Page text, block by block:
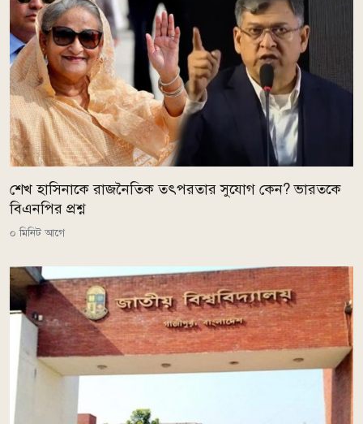
শেখ হাসিনাকে রাজনৈতিক তৎপরতার সুযোগ কেন? ভারতকে
বিএনপির প্রশ্ন
০ মিনিট আগে